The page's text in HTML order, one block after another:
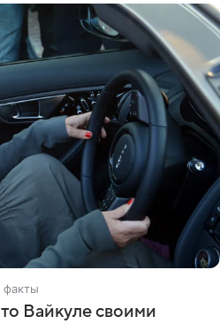
факты
Вайкуле своими